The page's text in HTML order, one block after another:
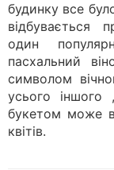
будинку все
відбувається
один
пасхальний
символом
усього
букетом може
квітів.